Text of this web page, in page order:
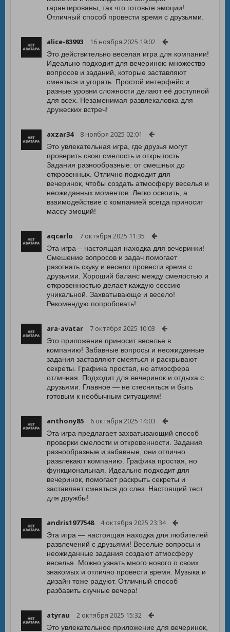
гарантированы, так что готовьте эмоции!
Отличный способ провести время с друзьями.
alice-83993 16 ноября 2025 19:02
Это действительно веселая игра для компании!
Идеально подходит для вечеринок: множество
вопросов и заданий, которые заставляют
смеяться и угорать. Простой интерфейс и
разные уровни сложности делают её доступной
для всех. Незаменимая развлекаловка для
дружеских встреч!
axzar34 8 ноября 2025 02:01
Это увлекательная игра, где друзья могут
проверить свою смелость и открытость.
Задания разнообразные: от смешных до
откровенных. Отлично подходит для
вечеринок, чтобы создать атмосферу веселья и
неожиданных моментов. Легко освоить, а
взаимодействие с компанией всегда приносит
массу эмоций!
aqcarlo 7 октября 2025 11:35
Эта игра – настоящая находка для вечеринки!
Смешение вопросов и задач помогает
разогнать скуку и весело провести время с
друзьями. Хороший баланс между смелостью и
откровенностью делает каждую сессию
уникальной. Захватывающе и весело!
Рекомендую попробовать!
ara-avatar 7 октября 2025 10:03
Это приложение приносит веселье в
компанию! Забавные вопросы и неожиданные
задания заставляют смеяться и раскрывают
секреты. Графика простая, но атмосфера
отличная. Подходит для вечеринок и отдыха с
друзьями. Главное — не стесняться и быть
готовым к необычным ситуациям!
anthony85 6 октября 2025 14:03
Эта игра предлагает захватывающий способ
проверки смелости и откровенности. Задания
разнообразные и забавные, они отлично
развлекают компанию. Графика простая, но
функциональная. Идеально подходит для
вечеринок, помогает раскрыть секреты и
заставляет смеяться до слез. Настоящий тест
для дружбы!
andris1977548 4 октября 2025 23:34
Эта игра — настоящая находка для любителей
развлечений с друзьями! Веселые вопросы и
неожиданные задания создают атмосферу
веселья. Можно узнать много нового о своих
знакомых и отлично провести время. Музыка и
дизайн тоже радуют. Отличный способ
разбавить скучные вечера!
atyrau 2 октября 2025 15:32
Это увлекательное приложение для вечеринок,